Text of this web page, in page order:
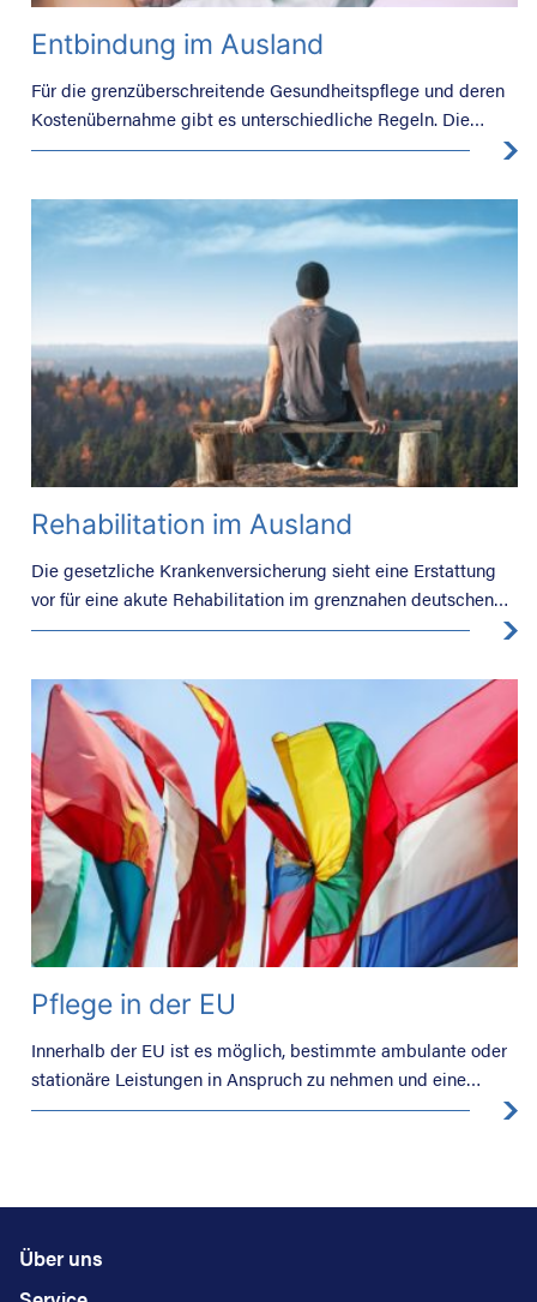
Entbindung im Ausland
Für die grenzüberschreitende Gesundheitspflege und deren
Kostenübernahme gibt es unterschiedliche Regeln. Die
Sonderregelung für Geburten gilt europaweit.
Rehabilitation im Ausland
Die gesetzliche Krankenversicherung sieht eine Erstattung
vor für eine akute Rehabilitation im grenznahen deutschen
Raum.
Pflege in der EU
Innerhalb der EU ist es möglich, bestimmte ambulante oder
stationäre Leistungen in Anspruch zu nehmen und eine
Erstattung seitens der belgischen oder ausländischen
Über uns